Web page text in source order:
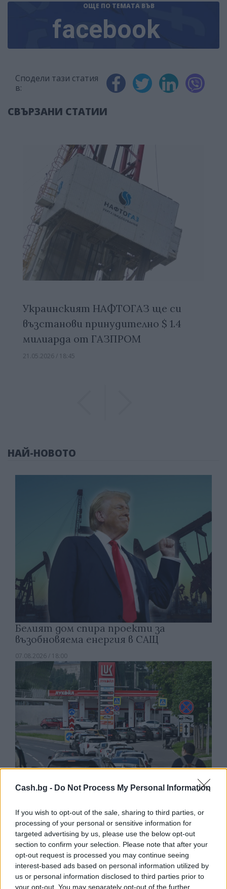
Cash.bg - Do Not Process My Personal Information
If you wish to opt-out of the sale, sharing to third parties, or
processing of your personal or sensitive information for
targeted advertising by us, please use the below opt-out
section to confirm your selection. Please note that after your
opt-out request is processed you may continue seeing
interest-based ads based on personal information utilized by
us or personal information disclosed to third parties prior to
your opt-out. You may separately opt-out of the further
ОЩЕ ПО ТЕМАТА ВЪВ
facebook
Сподели тази статия
в:
СВЪРЗАНИ СТАТИИ
Украинският НАФТОГАЗ ще си
възстанови принудително $ 1.4
милиарда от ГАЗПРОМ
21.05.2026 / 18:45
НАЙ-НОВОТО
Белият дом спира проекти за
възобновяема енергия в САЩ
07.08.2026 / 18:00
Русия започна да внася петролни
продукти от Южна Корея.
07.08.2026 / 17:05